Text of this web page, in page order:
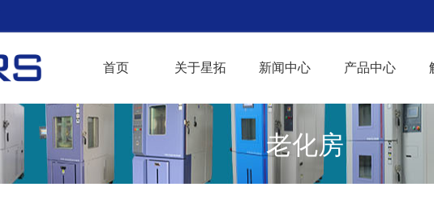
首页 关于星拓 新闻中心 产品中心
老化房